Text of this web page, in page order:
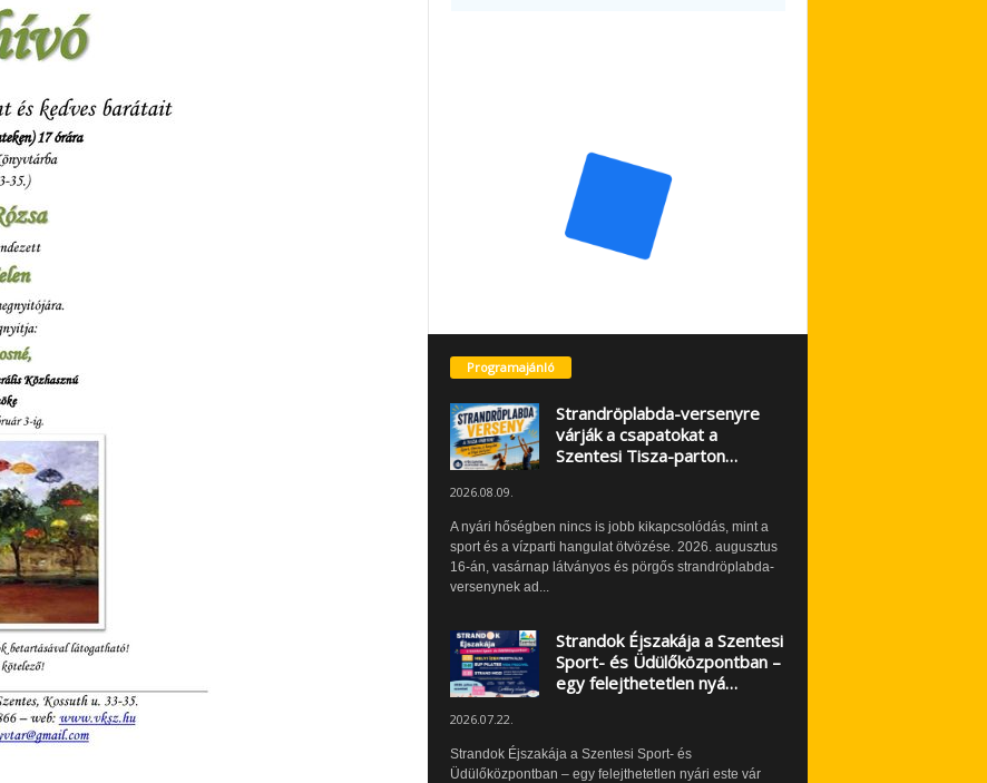
Programajánló
Strandröplabda-versenyre
várják a csapatokat a
Szentesi Tisza-parton…
2026.08.09.
A nyári hőségben nincs is jobb kikapcsolódás, mint a
sport és a vízparti hangulat ötvözése. 2026. augusztus
16-án, vasárnap látványos és pörgős strandröplabda-
versenynek ad...
Strandok Éjszakája a Szentesi
Sport- és Üdülőközpontban –
egy felejthetetlen nyá…
2026.07.22.
Strandok Éjszakája a Szentesi Sport- és
Üdülőközpontban – egy felejthetetlen nyári este vár